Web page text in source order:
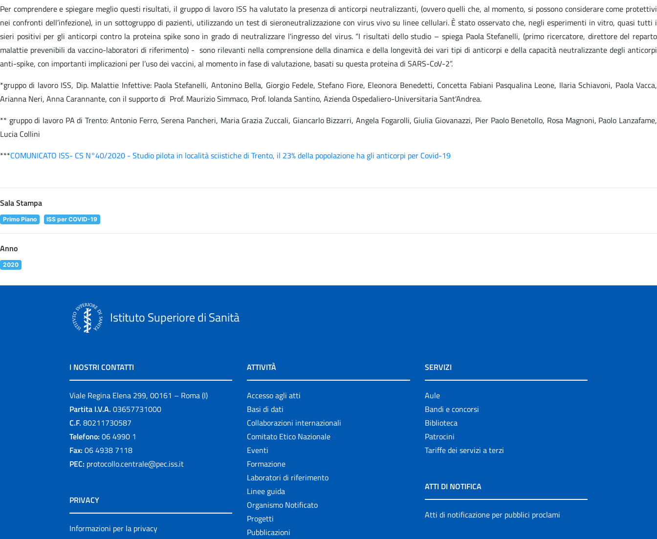
Per comprendere e spiegare meglio questi risultati, il gruppo di lavoro ISS ha valutato la presenza di anticorpi neutralizzanti, (ovvero quelli che, al momento, si possono considerare come protettivi
nei confronti dell’infezione), in un sottogruppo di pazienti, utilizzando un test di sieroneutralizzazione con virus vivo su linee cellulari. È stato osservato che, negli esperimenti in vitro, quasi tutti i
sieri positivi per gli anticorpi contro la proteina spike sono in grado di neutralizzare l'ingresso del virus. “I risultati dello studio – spiega Paola Stefanelli, (primo ricercatore, direttore del reparto
malattie prevenibili da vaccino-laboratori di riferimento) - sono rilevanti nella comprensione della dinamica e della longevità dei vari tipi di anticorpi e della capacità neutralizzante degli anticorpi
anti-spike, con importanti implicazioni per l’uso dei vaccini, al momento in fase di valutazione, basati su questa proteina di SARS-CoV-2”.
*gruppo di lavoro ISS, Dip. Malattie Infettive: Paola Stefanelli, Antonino Bella, Giorgio Fedele, Stefano Fiore, Eleonora Benedetti, Concetta Fabiani Pasqualina Leone, Ilaria Schiavoni, Paola Vacca,
Arianna Neri, Anna Carannante, con il supporto di Prof. Maurizio Simmaco, Prof. Iolanda Santino, Azienda Ospedaliero-Universitaria Sant'Andrea.
** gruppo di lavoro PA di Trento: Antonio Ferro, Serena Pancheri, Maria Grazia Zuccali, Giancarlo Bizzarri, Angela Fogarolli, Giulia Giovanazzi, Pier Paolo Benetollo, Rosa Magnoni, Paolo Lanzafame,
Lucia Collini
***COMUNICATO ISS- CS N°40/2020 - Studio pilota in località sciistiche di Trento, il 23% della popolazione ha gli anticorpi per Covid-19
Sala Stampa
Primo Piano ISS per COVID-19
Anno
2020
Istituto Superiore di Sanità
I NOSTRI CONTATTI
Viale Regina Elena 299, 00161 – Roma (I)
Partita I.V.A. 03657731000
C.F. 80211730587
Telefono: 06 4990 1
Fax: 06 4938 7118
PEC: protocollo.centrale@pec.iss.it
PRIVACY
Informazioni per la privacy
ATTIVITÀ
Accesso agli atti
Basi di dati
Collaborazioni internazionali
Comitato Etico Nazionale
Eventi
Formazione
Laboratori di riferimento
Linee guida
Organismo Notificato
Progetti
Pubblicazioni
SERVIZI
Aule
Bandi e concorsi
Biblioteca
Patrocini
Tariffe dei servizi a terzi
ATTI DI NOTIFICA
Atti di notificazione per pubblici proclami